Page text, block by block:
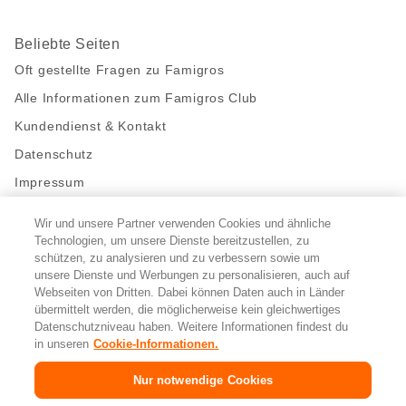
Beliebte Seiten
Oft gestellte Fragen zu Famigros
Alle Informationen zum Famigros Club
Kundendienst & Kontakt
Datenschutz
Impressum
Bleibe mit uns in Kontakt
Facebook
https://twitter.com/migros
https://www.youtube.com/user/
PinterestInstagram
Cookie-Einstellungen
FR IT
Wir und unsere Partner verwenden Cookies und ähnliche
Technologien, um unsere Dienste bereitzustellen, zu
schützen, zu analysieren und zu verbessern sowie um
unsere Dienste und Werbungen zu personalisieren, auch auf
Webseiten von Dritten. Dabei können Daten auch in Länder
übermittelt werden, die möglicherweise kein gleichwertiges
Datenschutzniveau haben. Weitere Informationen findest du
in unseren Cookie-Informationen.
Nur notwendige Cookies